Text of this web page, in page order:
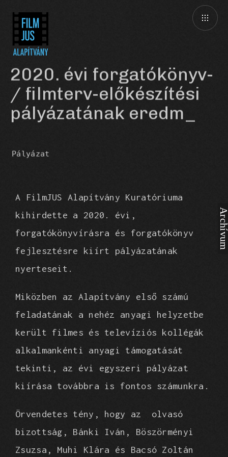
2020. évi forgatókönyv-
/ filmterv-előkészítési
pályázatának eredmén
Pályázat
A FilmJUS Alapítvány Kuratóriuma
kihirdette a 2020. évi,
forgatókönyvírásra és forgatókönyv
fejlesztésre kiírt pályázatának
nyerteseit.
Miközben az Alapítvány első számú
feladatának a nehéz anyagi helyzetbe
került filmes és televíziós kollégák
alkalmankénti anyagi támogatását
tekinti, az évi egyszeri pályázat
kiírása továbbra is fontos számunkra.
Örvendetes tény, hogy az olvasó
bizottság, Bánki Iván, Böszörményi
Zsuzsa, Muhi Klára és Bacsó Zoltán